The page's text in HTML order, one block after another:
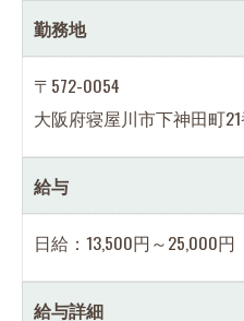
勤務地
〒572-0054
大阪府寝屋川市下神田町
給与
日給：13,500円～25,000円
給与詳細